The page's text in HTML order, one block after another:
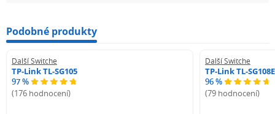
Podobné produkty
Další Switche
TP-Link TL-SG105
97 %
(176 hodnocení)
Další Switche
TP-Link TL-SG108E
96 %
(79 hodnocení)